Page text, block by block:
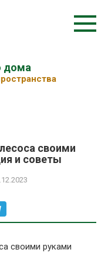
дома
своими
и советы